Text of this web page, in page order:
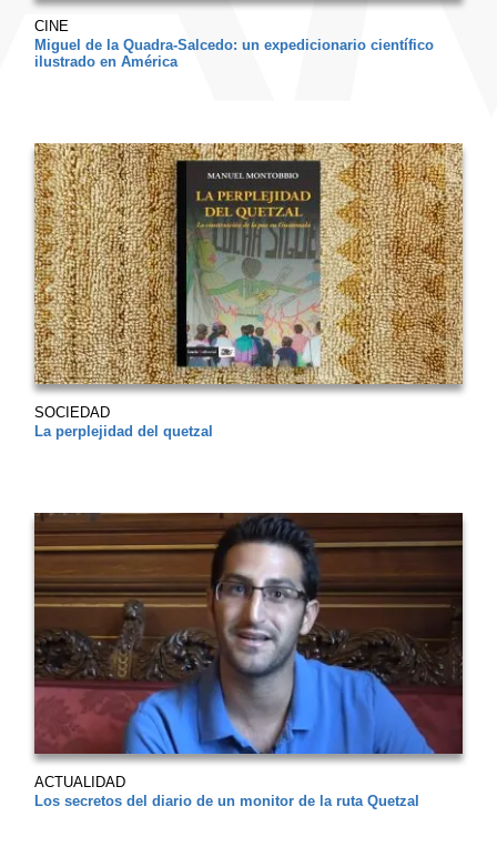
CINE
Miguel de la Quadra-Salcedo: un expedicionario científico
ilustrado en América
SOCIEDAD
La perplejidad del quetzal
ACTUALIDAD
Los secretos del diario de un monitor de la ruta Quetzal